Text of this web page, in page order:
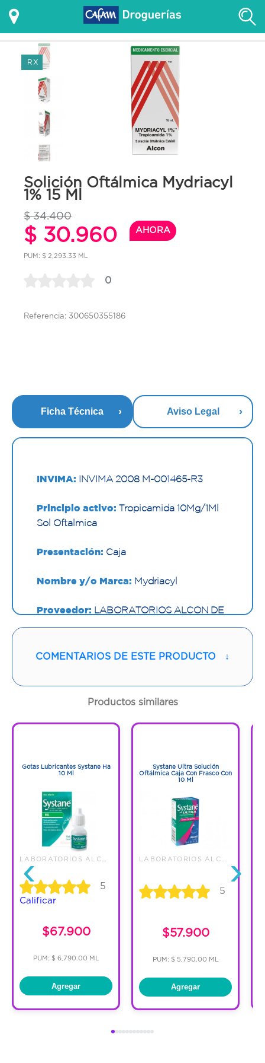
RX
Solición Oftálmica Mydriacyl
1% 15 Ml
$ 34.400
$ 30.960 AHORA
PUM: $ 2,293.33 ML
0
Referencia: 300650355186
Ficha Técnica Aviso Legal
INVIMA: INVIMA 2008 M-001465-R3
Principio activo: Tropicamida 10Mg/1Ml
Sol Oftalmica
Presentación: Caja
Nombre y/o Marca: Mydriacyl
Proveedor: LABORATORIOS ALCON DE
COLOMBIA
Vía de administración:OFTALMICA
COMENTARIOS DE ESTE PRODUCTO ↓
Productos similares
‹
Gotas Lubricantes Systane Ha
10 Ml
5
Calificar
$67.900
PUM: $ 6,790.00 ML
Agregar
Systane Ultra Solución
Oftálmica Caja Con Frasco Con
10 Ml
5
$57.900
PUM: $ 5,790.00 ML
Agregar
›